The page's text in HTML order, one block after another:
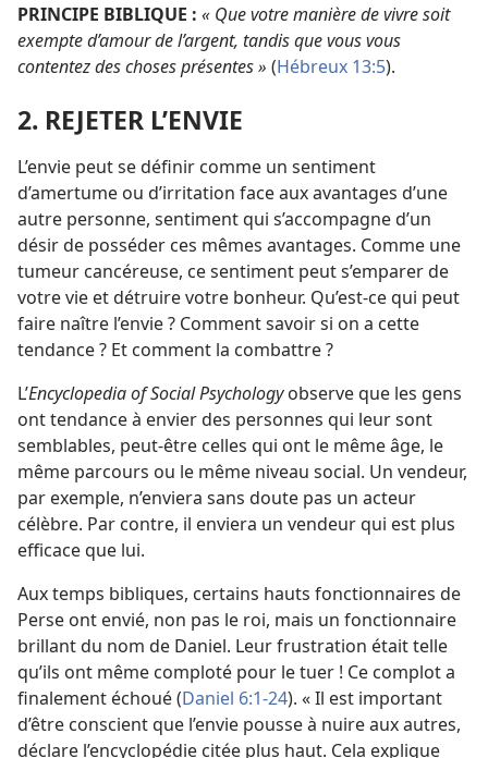
PRINCIPE BIBLIQUE : « Que votre manière de vivre soit
exempte d’amour de l’argent, tandis que vous vous
contentez des choses présentes » (Hébreux 13:5).
2. REJETER L’ENVIE
L’envie peut se définir comme un sentiment
d’amertume ou d’irritation face aux avantages d’une
autre personne, sentiment qui s’accompagne d’un
désir de posséder ces mêmes avantages. Comme une
tumeur cancéreuse, ce sentiment peut s’emparer de
votre vie et détruire votre bonheur. Qu’est-ce qui peut
faire naître l’envie ? Comment savoir si on a cette
tendance ? Et comment la combattre ?
L’Encyclopedia of Social Psychologyobserve que les gens
ont tendance à envier des personnes qui leur sont
semblables, peut-être celles qui ont le même âge, le
même parcours ou le même niveau social. Un vendeur,
par exemple, n’enviera sans doute pas un acteur
célèbre. Par contre, il enviera un vendeur qui est plus
efficace que lui.
Aux temps bibliques, certains hauts fonctionnaires de
Perse ont envié, non pas le roi, mais un fonctionnaire
brillant du nom de Daniel. Leur frustration était telle
qu’ils ont même comploté pour le tuer ! Ce complot a
finalement échoué (Daniel 6:1-24). « Il est important
d’être conscient que l’envie pousse à nuire aux autres,
déclare l’encyclopédie citée plus haut. Cela explique